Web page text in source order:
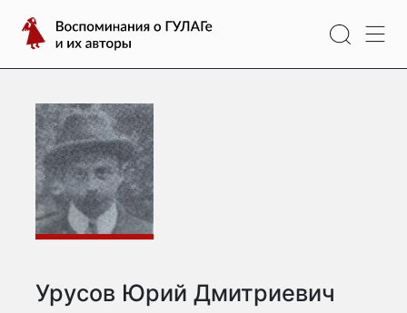
содержимому
Воспоминания
о
ГУЛАГе
их
авторы
Урусов Юрий Дмитриевич